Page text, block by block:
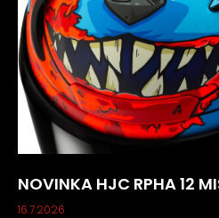
NOVINKA HJC RPHA 12
16.7.2026